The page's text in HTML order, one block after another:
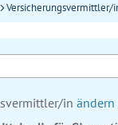
Versicherungsvermittler/
in ändern